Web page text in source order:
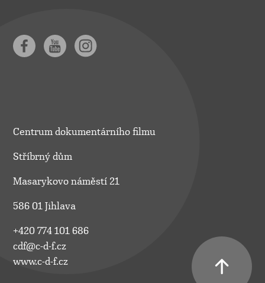
Centrum dokumentárního filmu
Stříbrný dům
Masarykovo náměstí 21
586 01 Jihlava
+420 774 101 686
cdf@c-d-f.cz
www.c-d-f.cz